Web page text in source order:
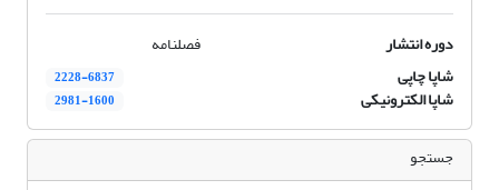
دوره انتشار
فصلنامه
شاپا چاپی
2228-6837
شاپا الکترونیکی 2981-1600
جستجو